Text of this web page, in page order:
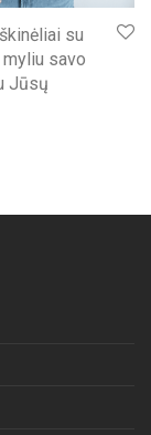
su
myliu savo
Jūsų